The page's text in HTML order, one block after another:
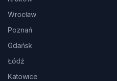
Wrocław
Poznań
Gdańsk
Łódź
Katowice